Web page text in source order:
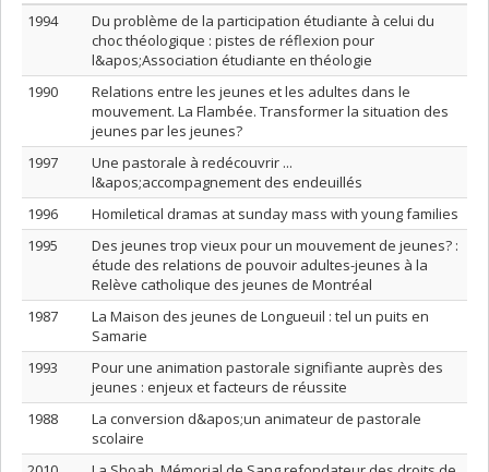
1994
Du problème de la participation étudiante à celui du
choc théologique : pistes de réflexion pour
l&apos;Association étudiante en théologie
1990
Relations entre les jeunes et les adultes dans le
mouvement. La Flambée. Transformer la situation des
jeunes par les jeunes?
1997
Une pastorale à redécouvrir ...
l&apos;accompagnement des endeuillés
1996
Homiletical dramas at sunday mass with young families
1995
Des jeunes trop vieux pour un mouvement de jeunes? :
étude des relations de pouvoir adultes-jeunes à la
Relève catholique des jeunes de Montréal
1987
La Maison des jeunes de Longueuil : tel un puits en
Samarie
1993
Pour une animation pastorale signifiante auprès des
jeunes : enjeux et facteurs de réussite
1988
La conversion d&apos;un animateur de pastorale
scolaire